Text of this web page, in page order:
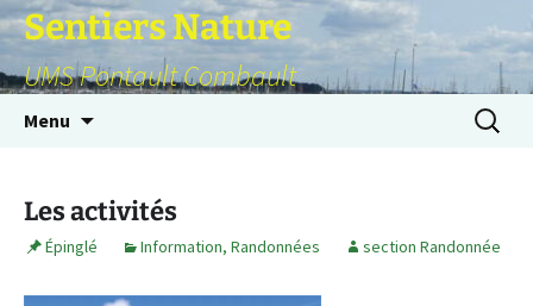
Sentiers Nature
UMS Pontault Combault
Menu
Les activités
Épinglé Information, Randonnées section Randonnée